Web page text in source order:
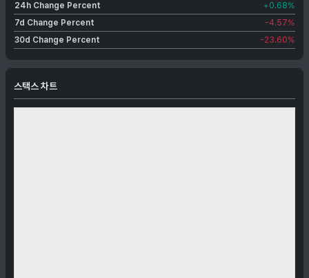
24h Change Percent
+0.68%
7d Change Percent
-4.57%
30d Change Percent
-23.60%
스택스 차트